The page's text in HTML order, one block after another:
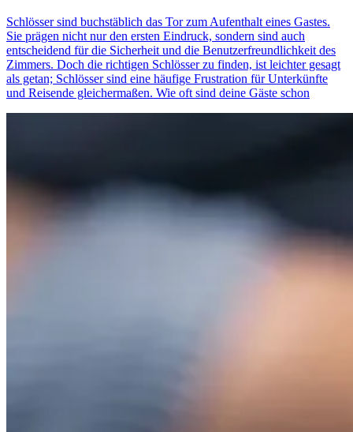
Schlösser sind buchstäblich das Tor zum Aufenthalt eines Gastes.
Sie prägen nicht nur den ersten Eindruck, sondern sind auch
entscheidend für die Sicherheit und die Benutzerfreundlichkeit des
Zimmers. Doch die richtigen Schlösser zu finden, ist leichter gesagt
als getan; Schlösser sind eine häufige Frustration für Unterkünfte
und Reisende gleichermaßen. Wie oft sind deine Gäste schon